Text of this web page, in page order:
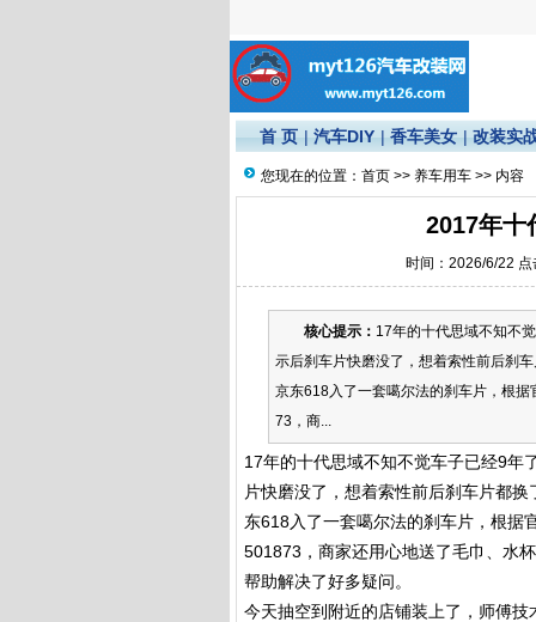
首 页 |汽车DIY |香车美女 |改装实
您现在的位置： 首页 >> 养车用车 >> 内容
2017年十
时间：2026/6/22 点
核心提示： 17年的十代思域不知不
示后刹车片快磨没了，想着索性前后刹
京东618入了一套噶尔法的刹车片，根
73，商...
17年的十代思域不知不觉车子已经9年
片快磨没了，想着索性前后刹车片都
东618入了一套噶尔法的刹车片，根据
501873，商家还用心地送了毛巾、水
帮助解决了好多疑问。
今天抽空到附近的店铺装上了，师傅